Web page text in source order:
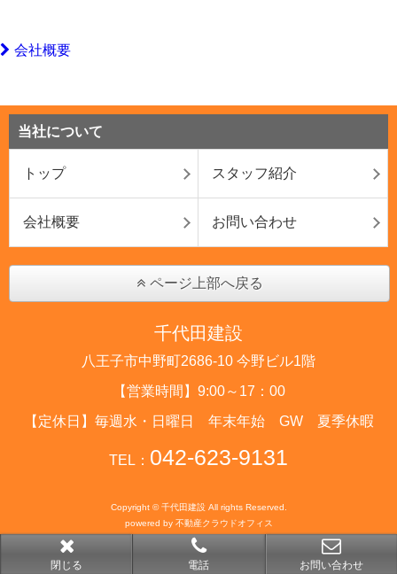
閉じる 電話 お問い合わせ
会社概要
当社について
トップ スタッフ紹介
会社概要 お問い合わせ
ページ上部へ戻る
千代田建設
八王子市中野町2686-10 今野ビル1階
【営業時間】9:00～17：00
【定休日】毎週水・日曜日 年末年始 GW 夏季休暇
TEL： 042-623-9131
Copyright © 千代田建設 All rights Reserved.
powered by 不動産クラウドオフィス